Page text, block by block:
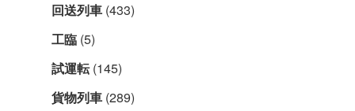
回送列車 (433)
工臨 (5)
試運転(145)
貨物列車 (289)